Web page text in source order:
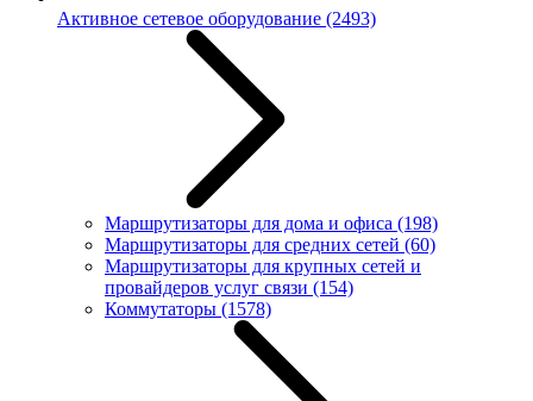
Активное сетевое оборудование (2493)
Маршрутизаторы для дома и офиса (198)
Маршрутизаторы для средних сетей (60)
Маршрутизаторы для крупных сетей и
провайдеров услуг связи (154)
Коммутаторы (1578)